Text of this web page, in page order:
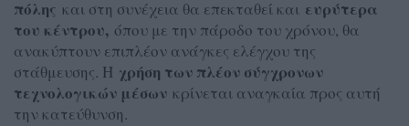
πόλης και στη συνέχεια θα επεκταθεί και ευρύτερα
του κέντρου, όπου με την πάροδο του χρόνου, θα
ανακύπτουν επιπλέον ανάγκες ελέγχου της
στάθμευσης. Η χρήση των πλέον σύγχρονων
τεχνολογικών μέσων κρίνεται αναγκαία προς αυτή
την κατεύθυνση.